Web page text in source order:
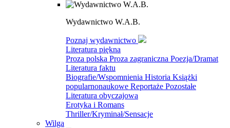
Wydawnictwo W.A.B.
Poznaj wydawnictwo
Literatura piękna
Proza polska Proza zagraniczna Poezja/Dramat
Literatura faktu
Biografie/Wspomnienia Historia Książki
popularnonaukowe Reportaże Pozostałe
Literatura obyczajowa
Erotyka i Romans
Thriller/Kryminał/Sensacje
Wilga